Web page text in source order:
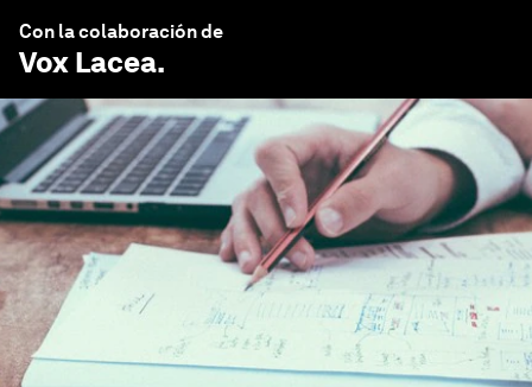
Con la colaboración de
Vox Lacea.